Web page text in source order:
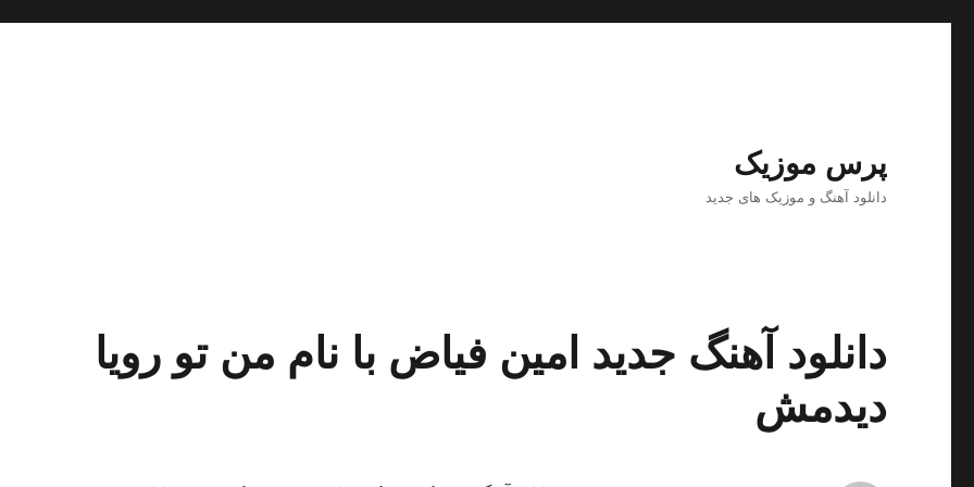
پرس موزیک
دانلود آهنگ و موزیک های جدید
دانلود آهنگ جدید امین فیاض با نام من تو رویا
دیدمش